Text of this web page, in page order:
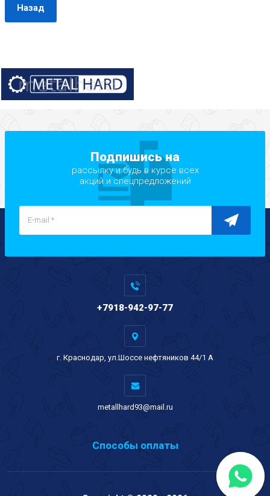
Назад
Подпишись на
рассылку и будь в курсе всех
акций и спецпредложений
+7918-942-97-77
г. Краснодар, ул.Шоссе нефтяников 44/1 А
metallhard93@mail.ru
Способы оплаты